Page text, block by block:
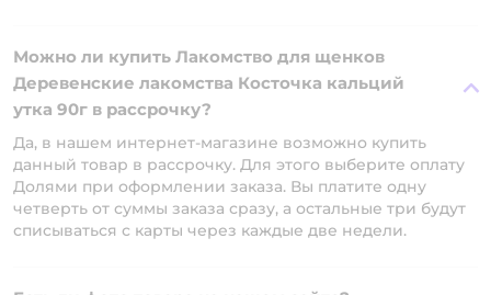
Можно ли купить Лакомство для щенков
Деревенские лакомства Косточка кальций
утка 90г в рассрочку?
Да, в нашем интернет-магазине возможно купить
данный товар в рассрочку. Для этого выберите оплату
Долями при оформлении заказа. Вы платите одну
четверть от суммы заказа сразу, а остальные три будут
списываться с карты через каждые две недели.